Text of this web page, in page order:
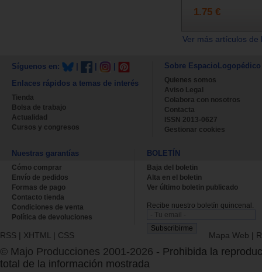
1.75 €
Ver más artículos
Síguenos en:
Enlaces rápidos a temas de interés
Tienda
Bolsa de trabajo
Actualidad
Cursos y congresos
Sobre EspacioLogopédico
Quienes somos
Aviso Legal
Colabora con nosotros
Contacta
ISSN 2013-0627
Gestionar cookies
Nuestras garantías
Cómo comprar
Envío de pedidos
Formas de pago
Contacto tienda
Condiciones de venta
Política de devoluciones
BOLETÍN
Baja del boletin
Alta en el boletin
Ver último boletin publicado
Recibe nuestro boletín quincenal.
RSS | XHTML | CSS Mapa Web |
© Majo Producciones 2001-2026 - Prohibida la
total de la información mostrada